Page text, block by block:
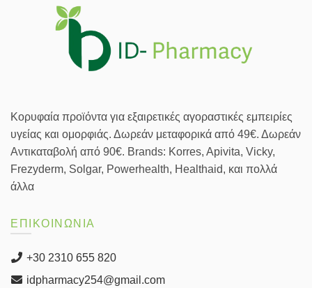
Κορυφαία προϊόντα για εξαιρετικές αγοραστικές εμπειρίες
υγείας και ομορφιάς. Δωρεάν μεταφορικά από 49€. Δωρεάν
Αντικαταβολή από 90€. Brands: Korres, Apivita, Vicky,
Frezyderm, Solgar, Powerhealth, Healthaid, και πολλά
άλλα
ΕΠΙΚΟΙΝΩΝΙΑ
+30 2310 655 820
idpharmacy254@gmail.com